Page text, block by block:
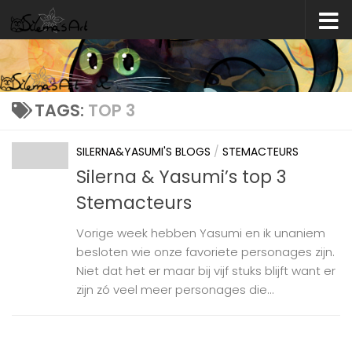
Skip to content
TAGS: TOP 3
SILERNA&YASUMI'S BLOGS / STEMACTEURS
Silerna & Yasumi’s top 3
Stemacteurs
Vorige week hebben Yasumi en ik unaniem
besloten wie onze favoriete personages zijn.
Niet dat het er maar bij vijf stuks blijft want er
zijn zó veel meer personages die...